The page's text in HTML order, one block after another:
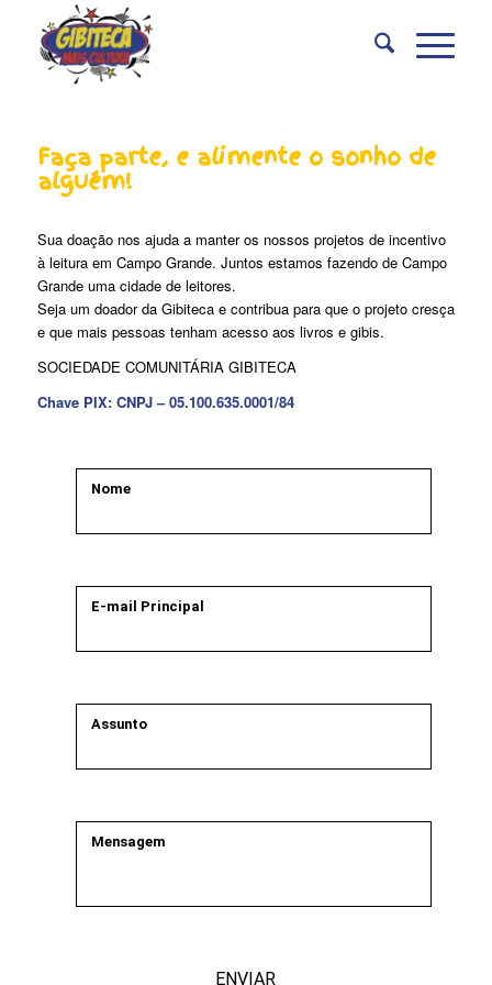
Faça parte, e alimente o sonho de
alguém!
Sua doação nos ajuda a manter os nossos projetos de incentivo
à leitura em Campo Grande. Juntos estamos fazendo de Campo
Grande uma cidade de leitores.
Seja um doador da Gibiteca e contribua para que o projeto cresça
e que mais pessoas tenham acesso aos livros e gibis.
SOCIEDADE COMUNITÁRIA GIBITECA
Chave PIX: CNPJ – 05.100.635.0001/84
Nome
E-mail Principal
Assunto
Mensagem
ENVIAR